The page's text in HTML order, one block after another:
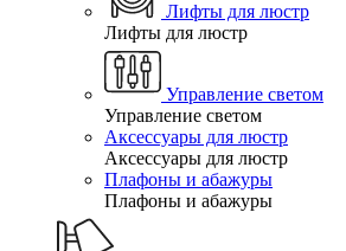
Лифты для люстр
Лифты для люстр
Управление светом
Управление светом
Аксессуары для люстр
Аксессуары для люстр
Плафоны и абажуры
Плафоны и абажуры